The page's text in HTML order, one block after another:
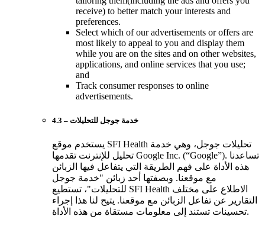
receive) to better match your interests and
preferences.
Select which of our advertisements or offers are
most likely to appeal to you and display them
while you are on the sites and on other websites,
applications, and online services that you use;
and
Track consumer responses to online
advertisements.
4.3 – خدمة جوجل للتحليلات
يستخدم موقع SFI Health تحليلات جوجل، وهي خدمة
تحليل للإنترنت تقدمها Google Inc. (“Google”). تساعدنا
هذه الأداة على فهم الطريقة التي يتفاعل فيها الزبائن
مع موقعنا. وبصفتها أحد زبائن "خدمة جوجل
للتحليلات"، تستطيع SFI Health الاطلاع على مختلف
التقارير عن تفاعل الزبائن مع موقعنا. يتيح لنا هذا إجراء
تحسينات تستند إلى معلومات مستقاة من هذه الأداة.